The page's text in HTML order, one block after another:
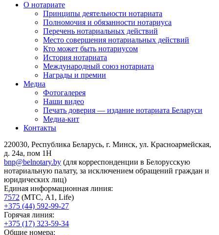
О нотариате
Принципы деятельности нотариата
Полномочия и обязанности нотариуса
Перечень нотариальных действий
Место совершения нотариальных действий
Кто может быть нотариусом
История нотариата
Международный союз нотариата
Награды и премии
Медиа
Фотогалерея
Наши видео
Печать доверия — издание нотариата Беларуси
Медиа-кит
Контакты
220030, Республика Беларусь, г. Минск, ул. Красноармейская,
д. 24а, пом 1Н
bnp@belnotary.by (для корреспонденции в Белорусскую
нотариальную палату, за исключением обращений граждан и
юридических лиц)
Единая информационная линия:
7572 (МТС, A1, Life)
+375 (44) 592-99-27
Горячая линия:
+375 (17) 323-59-34
Общие номера: